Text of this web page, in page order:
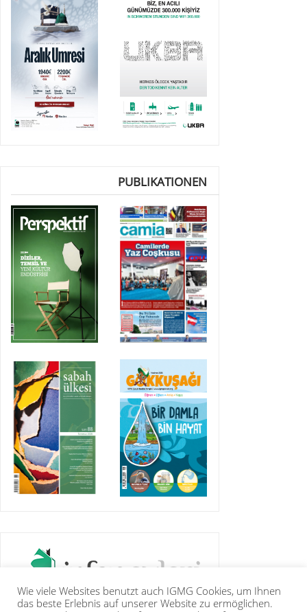
PUBLIKATIONEN
Wie viele Websites benutzt auch IGMG Cookies, um Ihnen
das beste Erlebnis auf unserer Website zu ermöglichen.